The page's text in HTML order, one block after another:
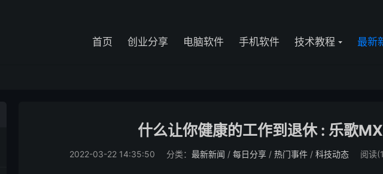
首页 创业分享 电脑软件 手机软件 技术教程 最新
什么让你健康的工作到退休 : 乐歌
2022-03-22 14:35:50 分类： 最新新闻 / 每日分享 / 热门事件 / 科技动态 阅读(